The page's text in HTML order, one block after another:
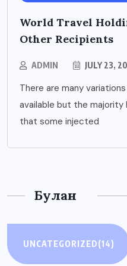
World Travel
Other Recipients
ADMIN JULY 23,
There are many
available but the
that some injected
Булан
UNCATEGORIZED(14)